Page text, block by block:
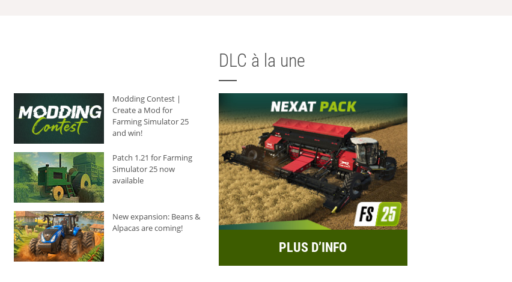
Modding Contest |
Create a Mod for
Farming Simulator 25
and win!
Patch 1.21 for Farming
Simulator 25 now
available
New expansion: Beans &
Alpacas are coming!
DLC à la une
PLUS D’INFO